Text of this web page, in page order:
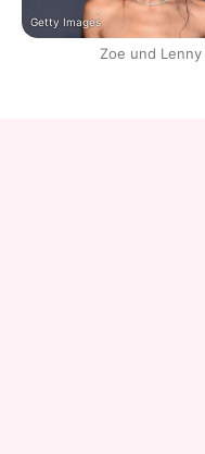
Getty Images
Zoe und